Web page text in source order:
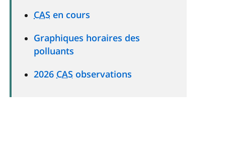
CAS en cours
Graphiques horaires des
polluants
2026 CAS observations